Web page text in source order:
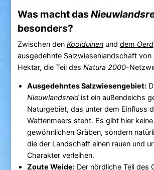
Was macht das
besonders?
Zwischen den Kooiduinenund dem Oerd
ausgedehnte Salzwiesenlandschaft von
Hektar, die Teil des Natura 2000-
Ausgedehntes Salzwiesengebiet:
Nieuwlandsreidist ein außendeichs
Naturgebiet, das unter dem Einfluss
Wattenmeers steht. Es gibt hier keine
gewöhnlichen Gräben, sondern
die der Landschaft einen rauen und
Charakter verleihen.
Zoute Weide:Der nördliche Teil des